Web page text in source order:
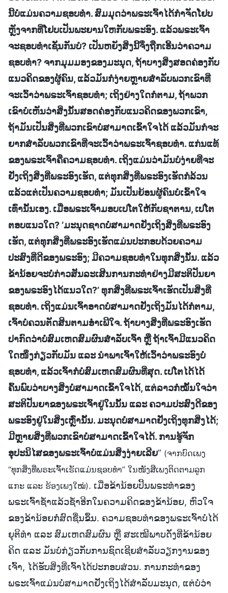
ນີ້ບໍ່ແມ່ນຄວາມຊອບທຳ. ສົມມຸດວ່າພຣະເຈົ້າໄດ້ກຳຈັດໂຢບ
ຫຼັງຈາກທີ່ໂຢບເປັນພະຍານໃຫກັບພຣະອົງ. ແລ້ວພຣະເຈົ້າ
ຈະຊອບທຳເຊັ່ນກັນບໍ? ເປັນຫຍັງສິ່ງນີ້ຈຶ່ງຖືກເອີ້ນວ່າຄວາມ
ຊອບທຳ? ຈາກມຸມມອງຂອງມະນຸດ, ຖ້າບາງສິ່ງສອດຄ່ອງກັບ
ແນວຄິດຂອງຜູ້ຄົນ, ແລ້ວມັນກໍງ່າຍຫຼາຍສຳລັບພວກເຂົາທີ່
ຈະເວົ້າວ່າພຣະເຈົ້າຊອບທຳ; ເຖິງຢ່າງໃດກໍຕາມ, ຖ້າພວກ
ເຂົາບໍ່ເຫັນວ່າສິ່ງນັ້ນສອດຄ່ອງກັບແນວຄິດຂອງພວກເຂົາ,
ຖ້າມັນເປັນສິ່ງທີ່ພວກເຂົາບໍ່ສາມາດເຂົ້າໃຈໄດ້ ແລ້ວມັນກໍຈະ
ຍາກສຳລັບພວກເຂົາທີ່ຈະເວົ້າວ່າພຣະເຈົ້າຊອບທຳ. ແກ່ນແທ້
ຂອງພຣະເຈົ້າຄືຄວາມຊອບທຳ. ເຖິງແມ່ນວ່າມັນບໍ່ງ່າຍທີ່ຈະ
ຢັ່ງເຖິງສິ່ງທີ່ພຣະອົງເຮັດ, ແຕ່ທຸກສິ່ງທີ່ພຣະອົງເຮັດກໍລ້ວນ
ແລ້ວແຕ່ເປັນຄວາມຊອບທຳ; ມັນເປັນຍ້ອນຜູ້ຄົນບໍ່ເຂົ້າໃຈ
ເທົ່ານັ້ນເອງ. ເມື່ອພຣະເຈົ້າມອບເປໂຕໃຫ້ກັບຊາຕານ, ເປໂຕ
ຕອບແນວໃດ? ‘ມະນຸດຊາດບໍ່ສາມາດຢັ່ງເຖິງສິ່ງທີ່ພຣະອົງ
ເຮັດ, ແຕ່ທຸກສິ່ງທີ່ພຣະອົງເຮັດແມ່ນປະກອບດ້ວຍຄວາມ
ປະສົງທີ່ດີຂອງພຣະອົງ; ມີຄວາມຊອບທຳໃນທຸກສິ່ງນັ້ນ. ແລ້ວ
ຂ້ານ້ອຍຈະບໍ່ກ່າວສັນລະເສີນການກະທຳຢ່າງມີສະຕິປັນຍາ
ຂອງພຣະອົງໄດ້ແນວໃດ?’ ທຸກສິ່ງທີ່ພຣະເຈົ້າເຮັດເປັນສິ່ງທີ່
ຊອບທຳ. ເຖິງແມ່ນເຈົ້າອາດບໍ່ສາມາດຢັ່ງເຖິງມັນໄດ້ກໍຕາມ,
ເຈົ້າບໍ່ຄວນຕັດສິນຕາມອຳເພີໃຈ. ຖ້າບາງສິ່ງທີ່ພຣະອົງເຮັດ
ປາກົດວ່າບໍ່ສົມເຫດສົມຜົນສຳລັບເຈົ້າ ຫຼື ຖ້າເຈົ້າມີແນວຄິດ
ໃດໜຶ່ງກ່ຽວກັບມັນ ແລະ ນໍາພາເຈົ້າໃຫ້ເວົ້າວ່າພຣະອົງບໍ່
ຊອບທຳ, ແລ້ວເຈົ້າກໍບໍ່ສົມເຫດສົມຜົນທີ່ສຸດ. ເປໂຕໄດ້ໄດ້
ຄົ້ນພົບວ່າບາງສິ່ງບໍ່ສາມາດເຂົ້າໃຈໄດ້, ແຕ່ລາວກໍໝັ້ນໃຈວ່າ
ສະຕິປັນຍາຂອງພຣະເຈົ້າຢູ່ໃນນັ້ນ ແລະ ຄວາມປະສົງດີຂອງ
ພຣະອົງຢູ່ໃນສິ່ງເຫຼົ່ານັ້ນ. ມະນຸດບໍ່ສາມາດຢັ່ງເຖິງທຸກສິ່ງໄດ້;
ມີຫຼາຍສິ່ງທີ່ພວກເຂົາບໍ່ສາມາດເຂົ້າໃຈໄດ້. ການຮູ້ຈັກ
ອຸປະນິໄສຂອງພຣະເຈົ້າບໍ່ແມ່ນສິ່ງງ່າຍເລີຍ” (ຈາກບົດເພງ
“ທຸກສິ່ງທີ່ພຣະເຈົ້າເຮັດແມ່ນຊອບທໍາ” ໃນໜັງສືເພງຕິດຕາມລູກ
ແກະ ແລະ ຮ້ອງເພງໃໝ່). ເມື່ອຂ້ານ້ອຍປິ້ນພຣະທຳຂອງ
ພຣະເຈົ້າຊໍ້າແລ້ວຊໍ້າອີກໃນຄວາມຄິດຂອງຂ້ານ້ອຍ, ຫົວໃຈ
ຂອງຂ້ານ້ອຍກໍ່ສົດຊື່ນຂຶ້ນ. ຄວາມຊອບທຳຂອງພຣະເຈົ້າບໍ່ໄດ້
ຍຸຕິທຳ ແລະ ສົມເຫດສົມຜົນ ຫຼື ສະເໝີພາບດັ່ງທີ່ຂ້ານ້ອຍ
ຄິດ ແລະ ມັນບໍ່ກ່ຽວກັບການຊົດເຊີຍສຳລັບວຽກງານຂອງ
ເຈົ້າ, ໄດ້ຮັບສິ່ງທີ່ເຈົ້າໄດ້ປະກອບສ່ວນ. ການກະທຳຂອງ
ພຣະເຈົ້າແມ່ນບໍ່ສາມາດຢັ່ງເຖິງໄດ້ສຳລັບມະນຸດ, ແຕ່ບໍ່ວ່າ